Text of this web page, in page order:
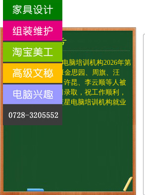
热烈庆祝蓝星电脑培训机构2026年第
12期AI电商设计班金思园、周旗、汪
艳、丁一、陈诚、许昆、李云顺等人被
多家装饰设计公司录取，祝工作顺利，
生活快乐！——蓝星电脑培训机构就业
部！